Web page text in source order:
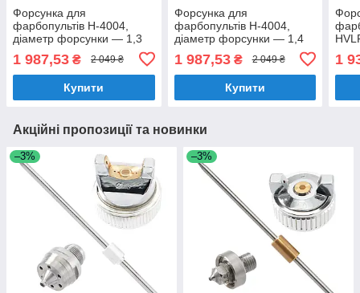
Форсунка для
фарбопультів H-4004,
діаметр форсунки — 1,3
мм ITALCO NS-H-4004-1.3
1 987,53 ₴ 2 049 ₴
Купити
Форсунка для
фарбопультів H-4004,
діаметр форсунки — 1,4
мм ITALCO NS-H-4004-1.4
1 987,53₴ 2 049 ₴
Купити
1
Акційні пропозиції та новинки
–3% –3%